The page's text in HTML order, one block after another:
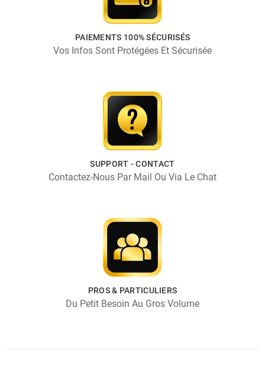
PAIEMENTS 100% SÉCURISÉS
Vos Infos Sont Protégées Et Sécurisée
SUPPORT - CONTACT
Contactez-Nous Par Mail Ou Via Le Chat
PROS & PARTICULIERS
Du Petit Besoin Au Gros Volume